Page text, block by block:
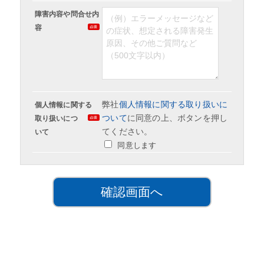
障害内容や問合せ内
容
個人情報に関する
取り扱いにつ
いて
弊社個人情報に関する取り扱いに
ついてに同意の上、ボタンを押し
てください。
同意します